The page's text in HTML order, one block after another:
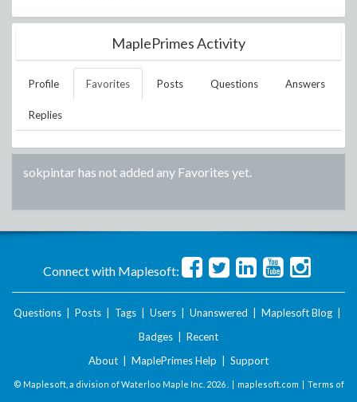
MaplePrimes Activity
Profile Favorites Posts Questions Answers
Replies
sokpintarhas not added any Favorites yet.
Connect with Maplesoft:
Questions Posts Tags Users Unanswered Maplesoft Blog
Badges
Recent
About
MaplePrimes Help Support
© Maplesoft, a division of Waterloo Maple Inc. 2026 . | maplesoft.com | Terms of